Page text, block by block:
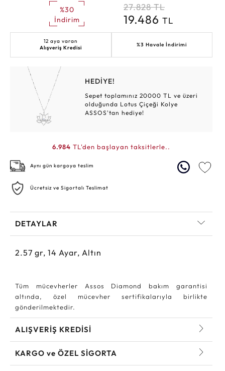
%30
İndirim
27.828 TL
19.486 TL
12 aya varan
Alışveriş Kredisi
%3 Havale İndirimi
HEDİYE!
Sepet toplamınız 20000 TL ve üzeri
olduğunda Lotus Çiçeği Kolye
ASSOS'tan hediye!
6.984 TL'den başlayan taksitlerle..
Aynı gün kargoya teslim
Ücretsiz ve Sigortalı Teslimat
DETAYLAR
2.57 gr, 14 Ayar, Altın
Tüm mücevherler Assos Diamond bakım garantisi
altında, özel mücevher sertifikalarıyla birlikte
gönderilmektedir.
ALIŞVERİŞ KREDİSİ
KARGO ve ÖZEL SİGORTA